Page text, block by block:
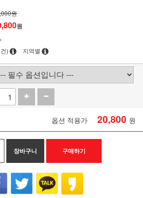
원
원
) 지역별
옵션 적용가 20,800 원
장바구니 구매하기